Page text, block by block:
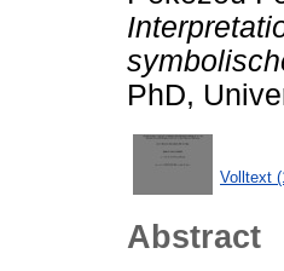
PhD,
Volltext
Abstract